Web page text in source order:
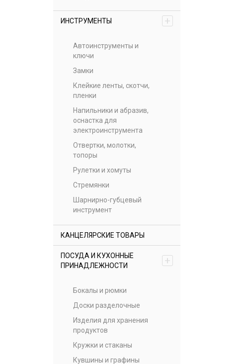
ИНСТРУМЕНТЫ +
Автоинструменты и
ключи
Замки
Клейкие ленты, скотчи,
пленки
Напильники и абразив,
оснастка для
электроинструмента
Отвертки, молотки,
топоры
Рулетки и хомуты
Стремянки
Шарнирно-губцевый
инструмент
КАНЦЕЛЯРСКИЕ ТОВАРЫ
ПОСУДА И КУХОННЫЕ
ПРИНАДЛЕЖНОСТИ
+
Бокалы и рюмки
Доски разделочные
Изделия для хранения
продуктов
Кружки и стаканы
Кувшины и графины